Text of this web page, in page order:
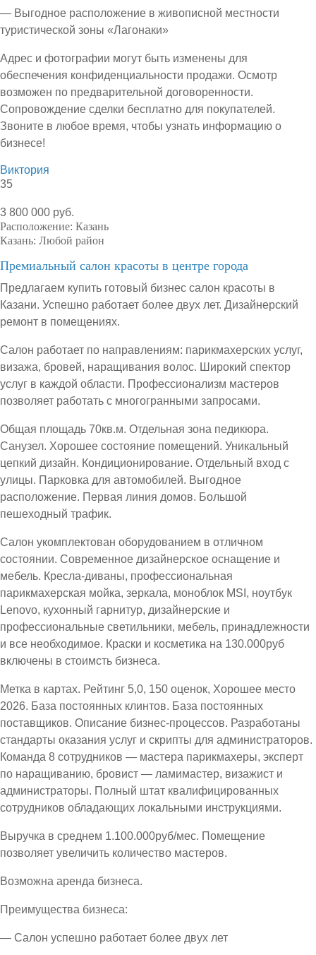
— Выгодное расположение в живописной местности
туристической зоны «Лагонаки»
Адрес и фотографии могут быть изменены для
обеспечения конфиденциальности продажи. Осмотр
возможен по предварительной договоренности.
Сопровождение сделки бесплатно для покупателей.
Звоните в любое время, чтобы узнать информацию о
бизнесе!
Виктория
35
3 800 000 руб.
Расположение: Казань
Казань: Любой район
Премиальный салон красоты в центре города
Предлагаем купить готовый бизнес салон красоты в
Казани. Успешно работает более двух лет. Дизайнерский
ремонт в помещениях.
Салон работает по направлениям: парикмахерских услуг,
визажа, бровей, наращивания волос. Широкий спектор
услуг в каждой области. Профессионализм мастеров
позволяет работать с многогранными запросами.
Общая площадь 70кв.м. Отдельная зона педикюра.
Санузел. Хорошее состояние помещений. Уникальный
цепкий дизайн. Кондиционирование. Отдельный вход с
улицы. Парковка для автомобилей. Выгодное
расположение. Первая линия домов. Большой
пешеходный трафик.
Салон укомплектован оборудованием в отличном
состоянии. Современное дизайнерское оснащение и
мебель. Кресла-диваны, профессиональная
парикмахерская мойка, зеркала, моноблок MSI, ноутбук
Lenovo, кухонный гарнитур, дизайнерские и
профессиональные светильники, мебель, принадлежности
и все необходимое. Краски и косметика на 130.000руб
включены в стоимсть бизнеса.
Метка в картах. Рейтинг 5,0, 150 оценок, Хорошее место
2026. База постоянных клинтов. База постоянных
поставщиков. Описание бизнес-процессов. Разработаны
стандарты оказания услуг и скрипты для администраторов.
Команда 8 сотрудников — мастера парикмахеры, эксперт
по наращиванию, бровист — ламимастер, визажист и
администраторы. Полный штат квалифицированных
сотрудников обладающих локальными инструкциями.
Выручка в среднем 1.100.000руб/мес. Помещение
позволяет увеличить количество мастеров.
Возможна аренда бизнеса.
Преимущества бизнеса:
— Салон успешно работает более двух лет